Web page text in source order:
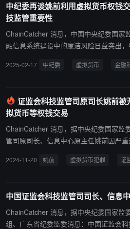
账户，最终用于购买北京的别墅。
中纪委再谈姚前利用虚拟货币权钱
技监管重要性
ChainCatcher 消息，中国中央纪委国家
融信息系统建设中的廉洁风险日益突出
监察组在查处证监会科技监管司原司长姚
金拨付等环节。 针对案件暴露的问题，纪检监察组向证监会党委提出
监督意见，督促加强信息系统采购的廉洁
执行。同时，强调要加强对专业技术干部
理监督，纠正部分干部认为自身廉洁风险
国家监委驻证监会纪检监察组与广东省汕
2025-02-17 中纪委 虚拟货币 金融
证监会科技监管司原司长姚前
拟货币等权钱交易
ChainCatcher 消息，据中央纪委国家监
管司原司长、信息中心原主任姚前因严
虚拟货币等权钱交易，非法收受巨额财物。 此外，其还违反中
对姚前作出严肃处理，并将涉嫌犯罪问题
诉。 此前报道，姚前涉嫌严重违纪违法，曾接受中央纪委国家监委驻
中国证监会纪检监察组纪律审查和广东
2024-11-20 姚前 虚拟货币犯罪 证
中国证监会科技监管司司长、信息
ChainCatcher 消息，据中央纪委国家监
组、广东省纪委监委消息：中国证监会